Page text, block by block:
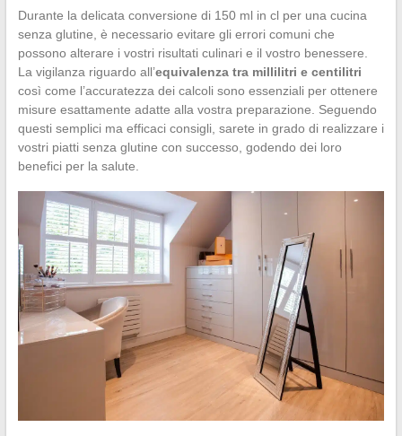
Durante la delicata conversione di 150 ml in cl per una cucina
senza glutine, è necessario evitare gli errori comuni che
possono alterare i vostri risultati culinari e il vostro benessere.
La vigilanza riguardo all’equivalenza tra millilitri e centilitri
così come l’accuratezza dei calcoli sono essenziali per ottenere
misure esattamente adatte alla vostra preparazione. Seguendo
questi semplici ma efficaci consigli, sarete in grado di realizzare i
vostri piatti senza glutine con successo, godendo dei loro
benefici per la salute.